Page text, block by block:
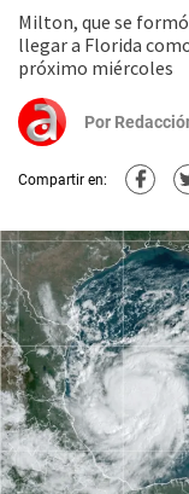
Milton, que se
llegar a Florida
próximo miércoles
Por
Compartir en: